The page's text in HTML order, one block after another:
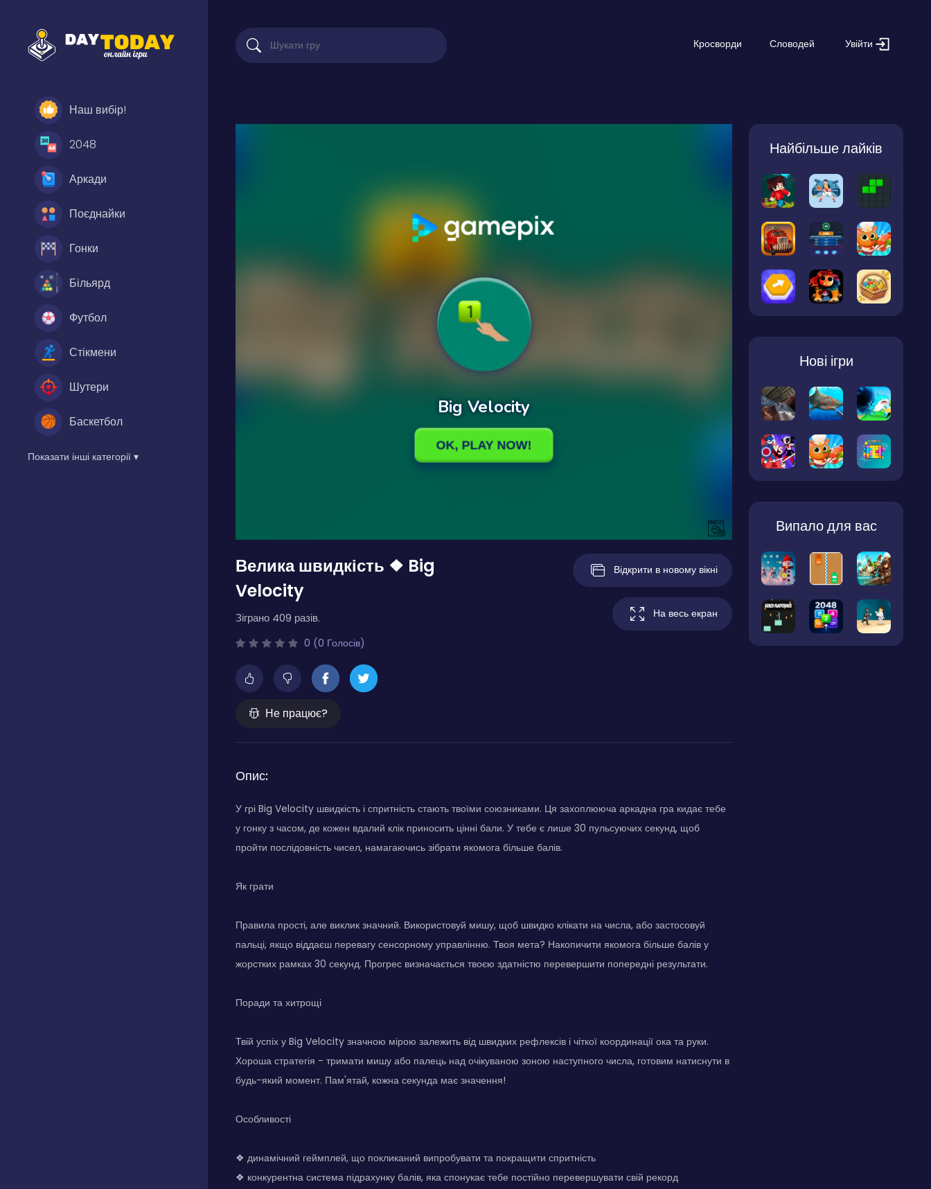
Наш вибір!
2048
Аркади
Поєднайки
Гонки
Більярд
Футбол
Стікмени
Шутери
Баскетбол
Показати інші категорії ▾
Кросворди Словодей Увійти
Велика швидкість ❖ Big
Velocity
Зіграно 409 разів.
0 (0 Голосів)
Не працює?
Відкрити в новому вікні
На весь екран
Опис:
У грі Big Velocity швидкість і спритність стають твоїми союзниками. Ця захоплююча аркадна гра кидає тебе
у гонку з часом, де кожен вдалий клік приносить цінні бали. У тебе є лише 30 пульсуючих секунд, щоб
пройти послідовність чисел, намагаючись зібрати якомога більше балів.
Як грати
Правила прості, але виклик значний. Використовуй мишу, щоб швидко клікати на числа, або застосовуй
пальці, якщо віддаєш перевагу сенсорному управлінню. Твоя мета? Накопичити якомога більше балів у
жорстких рамках 30 секунд. Прогрес визначається твоєю здатністю перевершити попередні результати.
Поради та хитрощі
Твій успіх у Big Velocity значною мірою залежить від швидких рефлексів і чіткої координації ока та руки.
Хороша стратегія - тримати мишу або палець над очікуваною зоною наступного числа, готовим натиснути в
будь-який момент. Пам'ятай, кожна секунда має значення!
Особливості
❖ динамічний геймплей, що покликаний випробувати та покращити спритність
❖ конкурентна система підрахунку балів, яка спонукає тебе постійно перевершувати свій рекорд
Найбільше лайків
Нові ігри
Випало для вас